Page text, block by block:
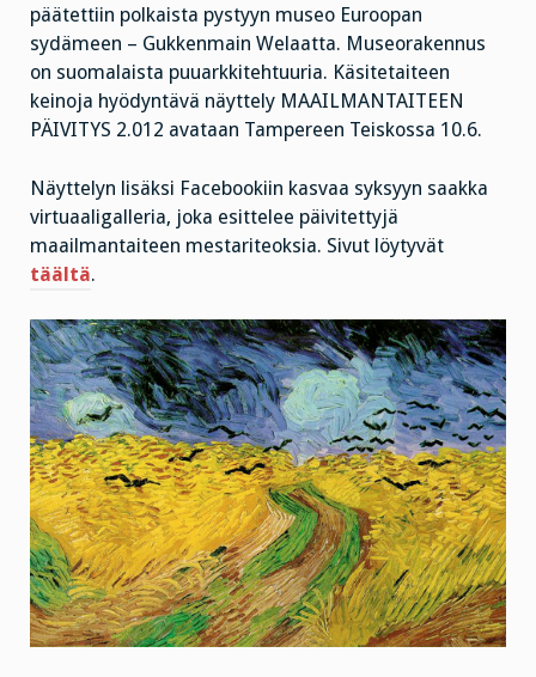
päätettiin polkaista pystyyn museo Euroopan
sydämeen – Gukkenmain Welaatta. Museorakennus
on suomalaista puuarkkitehtuuria. Käsitetaiteen
keinoja hyödyntävä näyttely MAAILMANTAITEEN
PÄIVITYS 2.012 avataan Tampereen Teiskossa 10.6.
Näyttelyn lisäksi Facebookiin kasvaa syksyyn saakka
virtuaaligalleria, joka esittelee päivitettyjä
maailmantaiteen mestariteoksia. Sivut löytyvät
täältä.